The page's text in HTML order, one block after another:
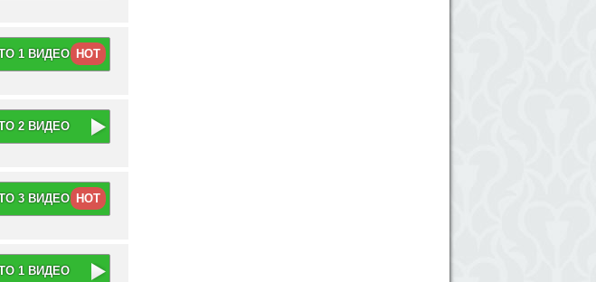
1 ВИДЕО HOT
2 ВИДЕО
3 ВИДЕО HOT
1 ВИДЕО